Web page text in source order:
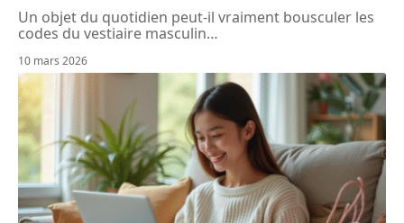
Un objet du quotidien peut-il vraiment bousculer les
codes du vestiaire masculin…
10 mars 2026